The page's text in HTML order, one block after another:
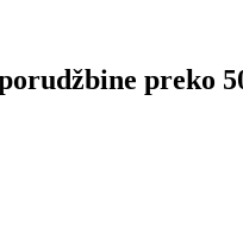
preko